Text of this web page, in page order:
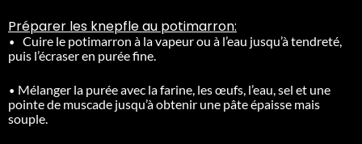
Préparer les knepfle au potimarron:
• Cuire le potimarron à la vapeur ou à l’eau jusqu’à tendreté,
puis l’écraser en purée fine.
• Mélanger la purée avec la farine, les œufs, l’eau, sel et une
pointe de muscade jusqu’à obtenir une pâte épaisse mais
souple.